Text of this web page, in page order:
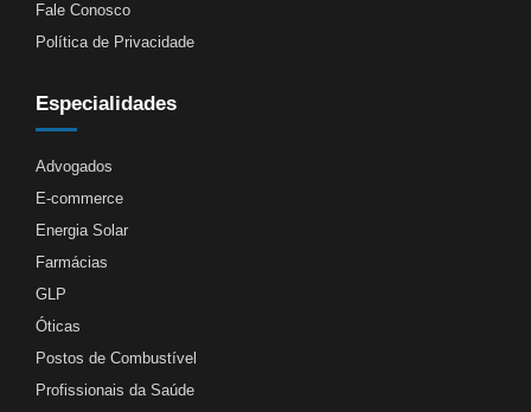
Fale Conosco
Política de Privacidade
Especialidades
Advogados
E-commerce
Energia Solar
Farmácias
GLP
Óticas
Postos de Combustível
Profissionais da Saúde